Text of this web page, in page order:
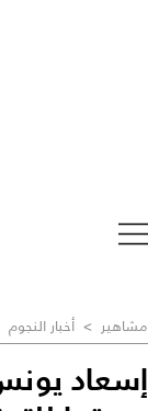
مشاهير > أخبار النجوم
إسعاد